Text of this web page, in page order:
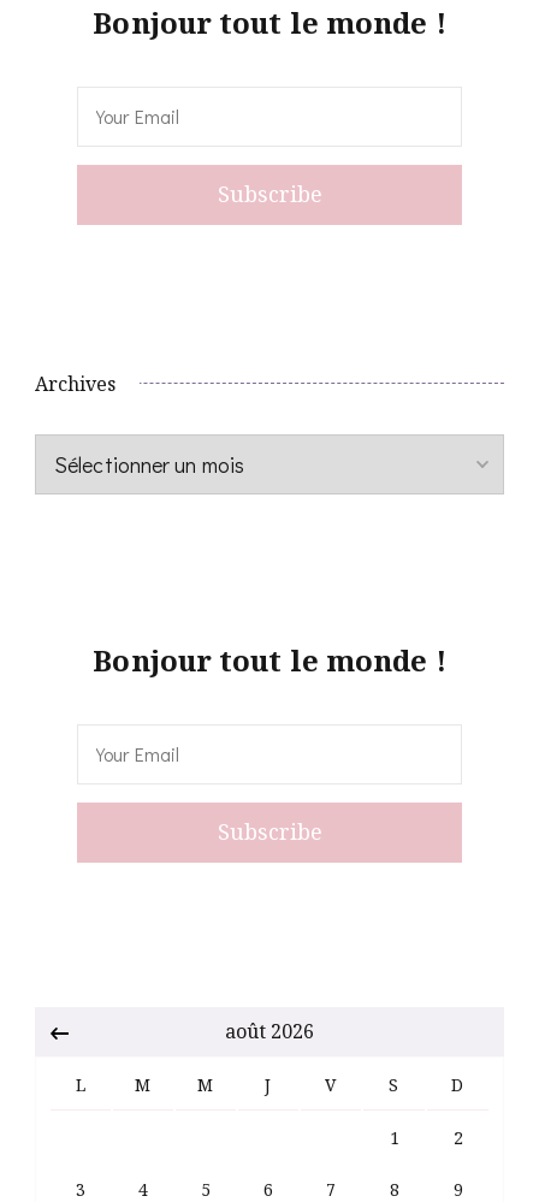
Bonjour tout le monde !
Archives
Archives
Bonjour tout le monde !
août 2026
L M M J V S D
1 2
3 4 5 6 7 8 9